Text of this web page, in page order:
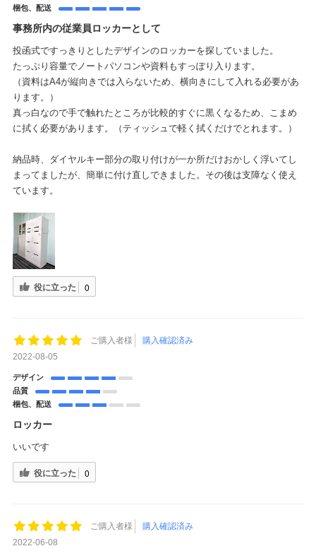
梱包、配送
事務所内の従業員ロッカーとして
投函式ですっきりとしたデザインのロッカーを探していました。
たっぷり容量でノートパソコンや資料もすっぽり入ります。
（資料はA4が縦向きでは入らないため、横向きにして入れる必要があ
ります。）
真っ白なので手で触れたところが比較的すぐに黒くなるため、こまめ
に拭く必要があります。（ティッシュで軽く拭くだけでとれます。）
納品時、ダイヤルキー部分の取り付けが一か所だけおかしく浮いてし
まってましたが、簡単に付け直しできました。その後は支障なく使え
ています。
役に立った 0
ご購入者様
購入確認済み
2022-08-05
デザイン
品質
梱包、配送
ロッカー
いいです
役に立った 0
ご購入者様
購入確認済み
2022-06-08